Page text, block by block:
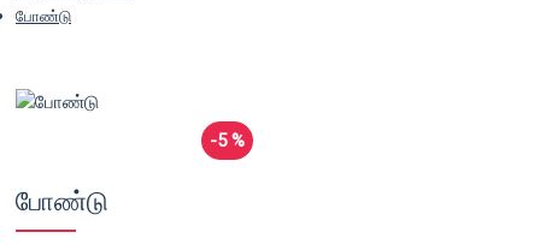
போண்டு
-5 %
போண்டு